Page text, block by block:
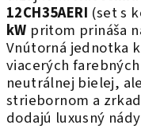
12CH35AERI (set s
kW pritom prináša
Vnútorná jednotka
viacerých
neutrálnej bielej,
striebornom a
dodajú luxusný